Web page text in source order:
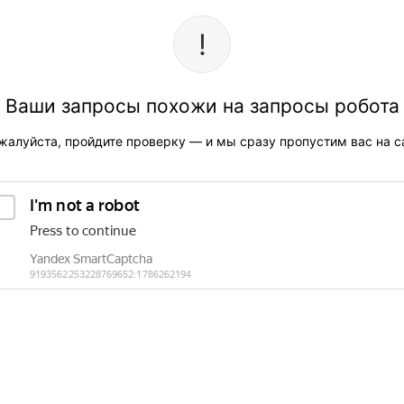
Ваши запросы похожи на запросы робота
пройдите проверку — и мы сразу пропустим вас на